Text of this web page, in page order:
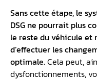
Sans cette étape, le
DSG ne pourrait plus
le reste du véhicule et
d’effectuer les
optimale.Cela peut,
dysfonctionnements,